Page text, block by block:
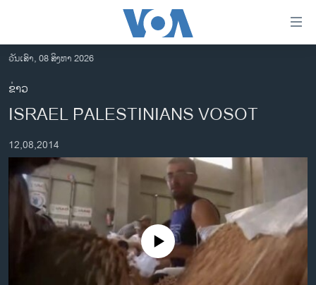
ເຂົ້າ
ຫາ
ຂ້າມ
ຂ້າມ
ໄປ
ຊອກ
ອາເມຣິກາ
ການເລືອກຕັ້ງ ປະທານາທີບໍດີ ສະຫະລັດ 2024
ຂ່າວ​ຈີນ
ໂລກ
ເອເຊຍ
ອິດສະຫຼະພາບດ້ານການຂ່າວ
ວັນເສົາ, 08 ສິງຫາ 2026
ຂ່າວ
ISRAEL PALESTINIANS VOSOT
12,08,2014
No media source currently available